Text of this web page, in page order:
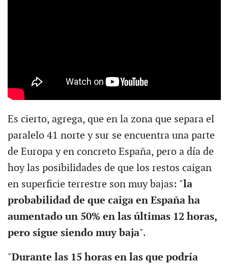
Es cierto, agrega, que en la zona que separa el
paralelo 41 norte y sur se encuentra una parte
de Europa y en concreto España, pero a día de
hoy las posibilidades de que los restos caigan
en superficie terrestre son muy bajas: "la
probabilidad de que caiga en España ha
aumentado un 50% en las últimas 12 horas,
pero sigue siendo muy baja".
"Durante las 15 horas en las que podría